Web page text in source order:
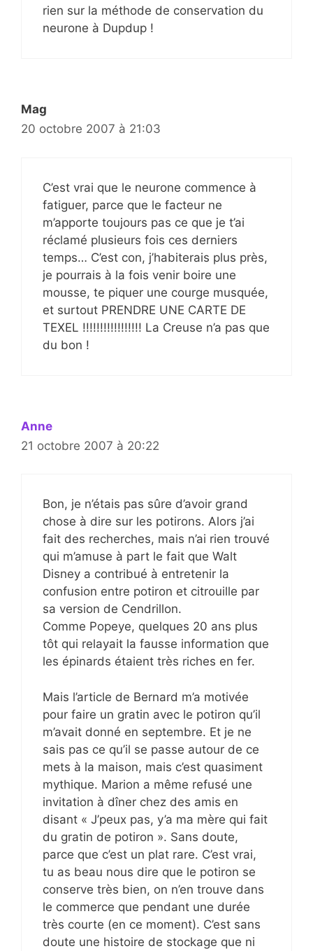
rien sur la méthode de conservation du
neurone à Dupdup !
Mag
20 octobre 2007 à 21:03
C’est vrai que le neurone commence à
fatiguer, parce que le facteur ne
m’apporte toujours pas ce que je t’ai
réclamé plusieurs fois ces derniers
temps… C’est con, j’habiterais plus près,
je pourrais à la fois venir boire une
mousse, te piquer une courge musquée,
et surtout PRENDRE UNE CARTE DE
TEXEL !!!!!!!!!!!!!!!!! La Creuse n’a pas que
du bon !
Anne
21 octobre 2007 à 20:22
Bon, je n’étais pas sûre d’avoir grand
chose à dire sur les potirons. Alors j’ai
fait des recherches, mais n’ai rien trouvé
qui m’amuse à part le fait que Walt
Disney a contribué à entretenir la
confusion entre potiron et citrouille par
sa version de Cendrillon.
Comme Popeye, quelques 20 ans plus
tôt qui relayait la fausse information que
les épinards étaient très riches en fer.
Mais l’article de Bernard m’a motivée
pour faire un gratin avec le potiron qu’il
m’avait donné en septembre. Et je ne
sais pas ce qu’il se passe autour de ce
mets à la maison, mais c’est quasiment
mythique. Marion a même refusé une
invitation à dîner chez des amis en
disant « J’peux pas, y’a ma mère qui fait
du gratin de potiron ». Sans doute,
parce que c’est un plat rare. C’est vrai,
tu as beau nous dire que le potiron se
conserve très bien, on n’en trouve dans
le commerce que pendant une durée
très courte (en ce moment). C’est sans
doute une histoire de stockage que ni